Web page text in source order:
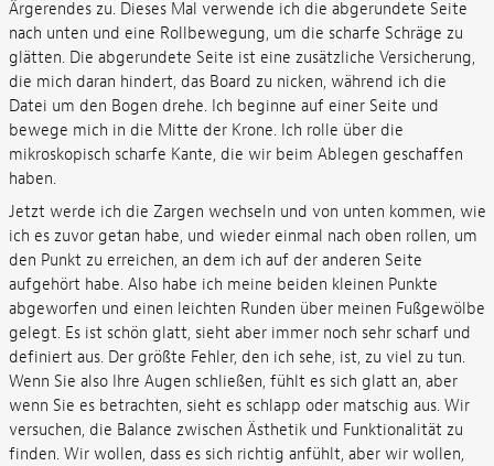
Ärgerendes zu. Dieses Mal verwende ich die abgerundete Seite
nach unten und eine Rollbewegung, um die scharfe Schräge zu
glätten. Die abgerundete Seite ist eine zusätzliche Versicherung,
die mich daran hindert, das Board zu nicken, während ich die
Datei um den Bogen drehe. Ich beginne auf einer Seite und
bewege mich in die Mitte der Krone. Ich rolle über die
mikroskopisch scharfe Kante, die wir beim Ablegen geschaffen
haben.
Jetzt werde ich die Zargen wechseln und von unten kommen, wie
ich es zuvor getan habe, und wieder einmal nach oben rollen, um
den Punkt zu erreichen, an dem ich auf der anderen Seite
aufgehört habe. Also habe ich meine beiden kleinen Punkte
abgeworfen und einen leichten Runden über meinen Fußgewölbe
gelegt. Es ist schön glatt, sieht aber immer noch sehr scharf und
definiert aus. Der größte Fehler, den ich sehe, ist, zu viel zu tun.
Wenn Sie also Ihre Augen schließen, fühlt es sich glatt an, aber
wenn Sie es betrachten, sieht es schlapp oder matschig aus. Wir
versuchen, die Balance zwischen Ästhetik und Funktionalität zu
finden. Wir wollen, dass es sich richtig anfühlt, aber wir wollen,